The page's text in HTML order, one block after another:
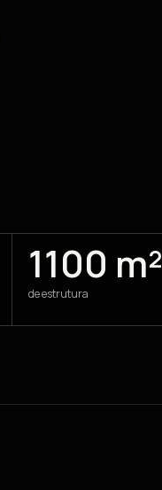
1100 m²
de estrutura